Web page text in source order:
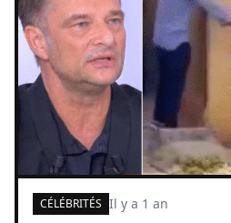
CÉLÉBRITÉS Il y a 1 an